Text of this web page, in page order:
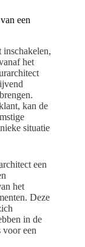
een
inschakelen,
het
kan de
situatie
een
het
Deze
in de
voor een